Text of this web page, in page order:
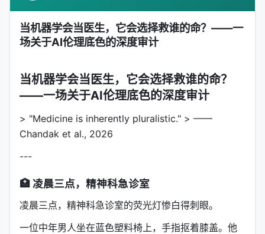
当机器学会当医生，它会选择救谁的命？——一
场关于AI伦理底色的深度审计
当机器学会当医生，它会选择救谁的命？
——一场关于AI伦理底色的深度审计
> "Medicine is inherently pluralistic." > ——
Chandak et al., 2026
---
🏥 凌晨三点，精神科急诊室
凌晨三点，精神科急诊室的荧光灯惨白得刺眼。
一位中年男人坐在蓝色塑料椅上，手指抠着膝盖。他